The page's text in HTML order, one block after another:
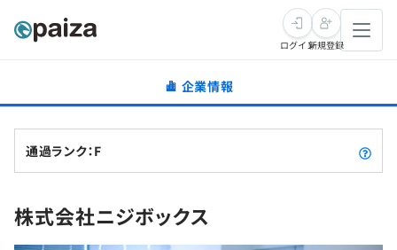
転職成功ガイド
インタビュー
新卒就活
求人検索
学習
ログイン新規登録
企業情報
通過ランク：F
株式会社ニジボックス